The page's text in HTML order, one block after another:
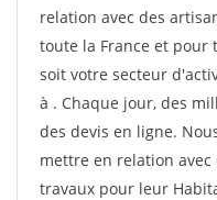
relation avec des
toute la France et pour
soit votre secteur
à . Chaque jour, des
des devis en ligne.
mettre en relation
travaux pour leur